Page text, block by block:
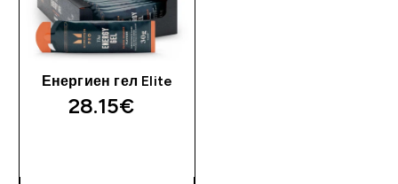
Енергиен гел Elite
28.15€‎